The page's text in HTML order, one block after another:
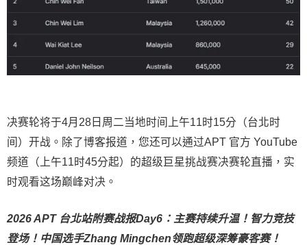
决赛轮将于4月28日周二当地时间上午11时15分（台北时
间）开战。除了博客报道，您还可以通过APT 官方 YouTube
频道（上午11时45分起）的超级巨星挑战赛决赛轮直播，实
时观看这场巅峰对决。
2026 APT 台北站附赛战报Day6：主赛持续升温！智力竞技
登场！中国选手Zhang Mingchen领跑超级深筹豪客赛！